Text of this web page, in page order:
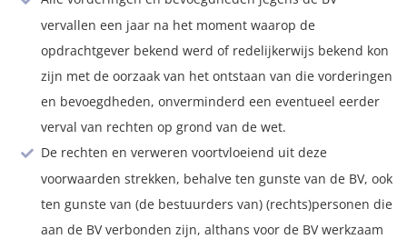
vervallen een jaar na het moment waarop de
opdrachtgever bekend werd of redelijkerwijs bekend kon
zijn met de oorzaak van het ontstaan van die vorderingen
en bevoegdheden, onverminderd een eventueel eerder
verval van rechten op grond van de wet.
De rechten en verweren voortvloeiend uit deze
voorwaarden strekken, behalve ten gunste van de BV, ook
ten gunste van (de bestuurders van) (rechts)personen die
aan de BV verbonden zijn, althans voor de BV werkzaam